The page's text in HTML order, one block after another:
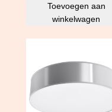
Toevoegen aan
winkelwagen